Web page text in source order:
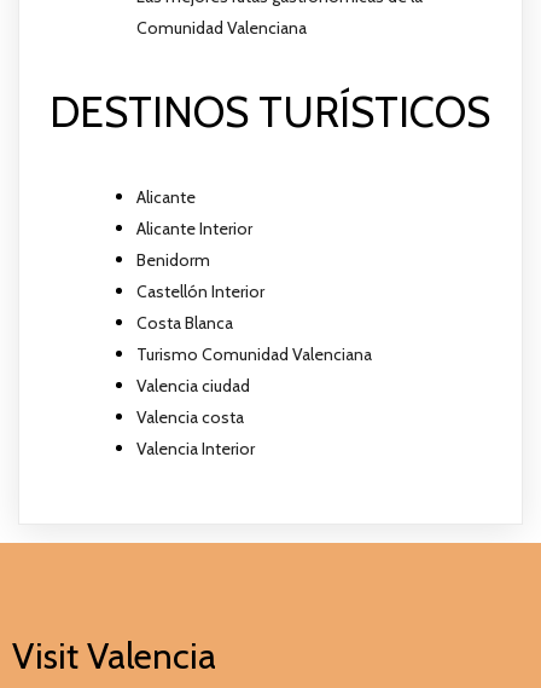
Comunidad Valenciana
DESTINOS TURÍSTICOS
Alicante
Alicante Interior
Benidorm
Castellón Interior
Costa Blanca
Turismo Comunidad Valenciana
Valencia ciudad
Valencia costa
Valencia Interior
Visit Valencia